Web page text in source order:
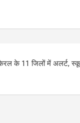
केरल के 11 जिलों में अलर्ट,